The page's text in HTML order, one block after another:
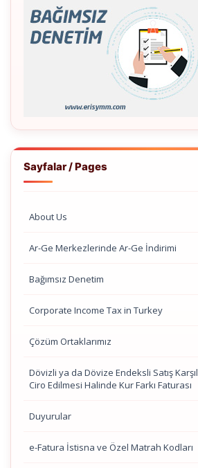
Sayfalar / Pages
About Us
Ar-Ge Merkezlerinde Ar-Ge İndirimi
Bağımsız Denetim
Corporate Income Tax in Turkey
Çözüm Ortaklarımız
Dövizli ya da Dövize Endeksli Satış
Ciro Edilmesi Halinde Kur Farkı Faturası
Duyurular
e-Fatura İstisna ve Özel Matrah Kodları